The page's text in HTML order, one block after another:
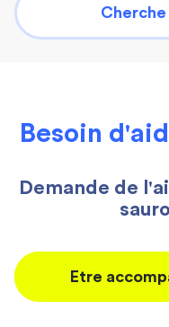
Besoin
Demande de
Etre